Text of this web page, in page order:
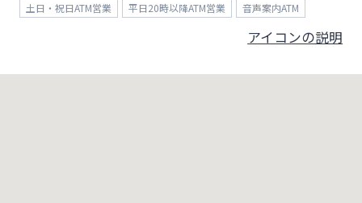
ログオン
土日・祝日ATM営業 平日20時以降ATM営業 音声案内ATM
アイコンの説明